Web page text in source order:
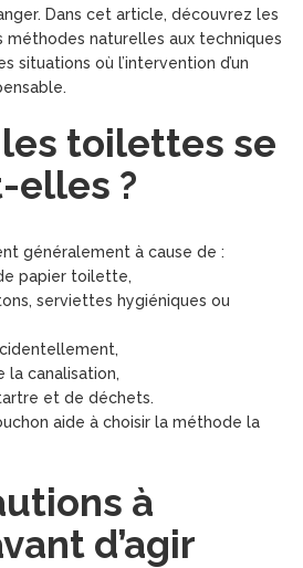
Dans cet article, découvrez les
méthodes naturelles aux techniques
situations où l’intervention d’un
toilettes se
elles ?
généralement à cause de :
papier toilette,
serviettes hygiéniques ou
la canalisation,
et de déchets.
aide à choisir la méthode la
à
d’agir